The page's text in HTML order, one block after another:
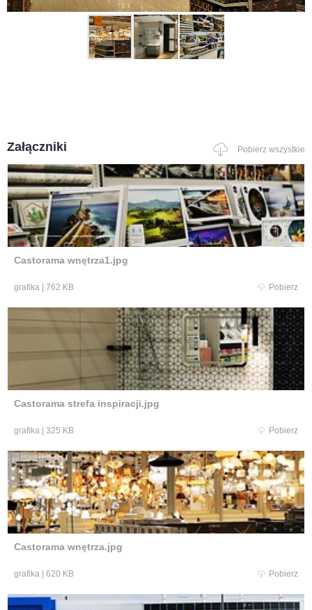
Załączniki Pobierz wszystkie
Castorama wnętrza1.jpg
grafika 762 KB Pobierz
Castorama strefa inspiracji.jpg
grafika 325 KB Pobierz
Castorama wnętrza.jpg
grafika 620 KB Pobierz